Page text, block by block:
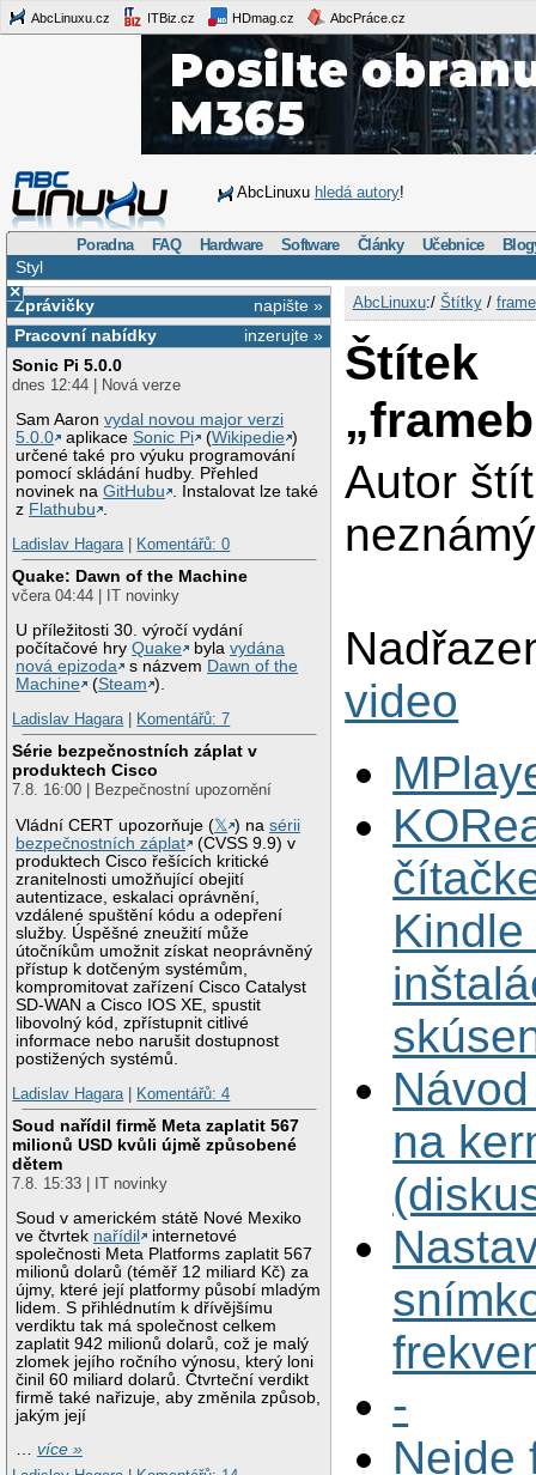
AbcLinuxu.cz ITBiz.cz HDmag.cz AbcPráce.cz
AbcLinuxu hledá autory!
Poradna FAQ Hardware Software Články Učebnice
Styl
×
napište »
Zprávičky
inzerujte »
Pracovní nabídky
Sonic Pi 5.0.0
dnes 12:44 | Nová verze
Sam Aaronvydal novou major verzi
5.0.0
aplikaceSonic Pi (Wikipedie )
určené také pro výuku programování
pomocí skládání hudby. Přehled
novinek naGitHubu
. Instalovat lze také
z Flathubu
Ladislav Hagara| Komentářů: 0
Quake: Dawn of the Machine
včera 04:44 | IT novinky
U příležitosti 30. výročí vydání
počítačové hryQuake bylavydána
nová epizoda
s názvem Dawn of the
Machine
(Steam ).
Ladislav Hagara| Komentářů: 7
Série bezpečnostních záplat v
produktech Cisco
7.8. 16:00 | Bezpečnostní upozornění
Vládní CERT upozorňuje (𝕏 ) nasérii
bezpečnostních záplat
(CVSS 9.9) v
produktech Cisco řešících kritické
zranitelnosti umožňující obejití
autentizace, eskalaci oprávnění,
vzdálené spuštění kódu a odepření
služby. Úspěšné zneužití může
útočníkům umožnit získat neoprávněný
přístup k dotčeným systémům,
kompromitovat zařízení Cisco Catalyst
SD-WAN a Cisco IOS XE, spustit
libovolný kód, zpřístupnit citlivé
informace nebo narušit dostupnost
postižených systémů.
Ladislav Hagara| Komentářů: 4
Soud nařídil firmě Meta zaplatit 567
milionů USD kvůli újmě způsobené
dětem
7.8. 15:33 | IT novinky
Soud v americkém státě Nové Mexiko
ve čtvrtek nařídil
internetové
společnosti Meta Platforms zaplatit 567
milionů dolarů (téměř 12 miliard Kč) za
újmy, které její platformy působí mladým
lidem. S přihlédnutím k dřívějšímu
verdiktu tak má společnost celkem
zaplatit 942 milionů dolarů, což je malý
zlomek jejího ročního výnosu, který loni
činil 60 miliard dolarů. Čtvrteční verdikt
firmě také nařizuje, aby změnila způsob,
jakým její
…více »
AbcLinuxu:/ Štítky/
Štítek
Autor
neznámý
video
Kindle
na
-
Nejde